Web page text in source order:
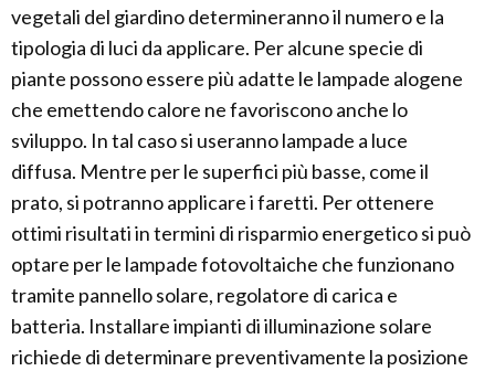
vegetali del giardino determineranno il numero e la
tipologia di luci da applicare. Per alcune specie di
piante possono essere più adatte le lampade alogene
che emettendo calore ne favoriscono anche lo
sviluppo. In tal caso si useranno lampade a luce
diffusa. Mentre per le superfici più basse, come il
prato, si potranno applicare i faretti. Per ottenere
ottimi risultati in termini di risparmio energetico si può
optare per le lampade fotovoltaiche che funzionano
tramite pannello solare, regolatore di carica e
batteria. Installare impianti di illuminazione solare
richiede di determinare preventivamente la posizione